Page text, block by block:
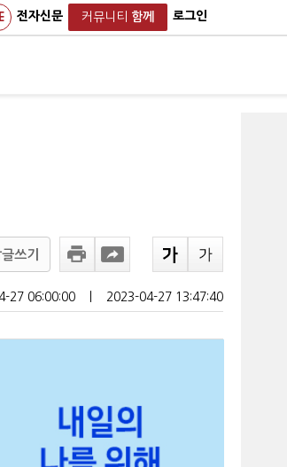
전자신문 커뮤니티 함께 로그인
쓰기
27 06:00:00 2023-04-27 13:47:40